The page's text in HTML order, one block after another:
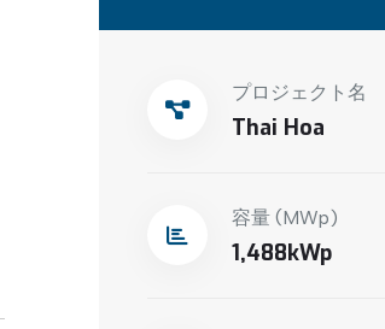
プロジェクト名
Thai Hoa
容量 (MWp)
1,488